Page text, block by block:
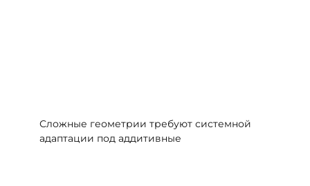
Сложные геометрии требуют системной
адаптации под аддитивные